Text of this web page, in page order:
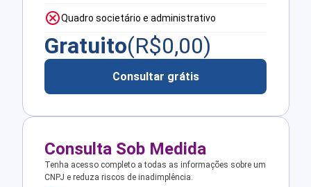
Quadro societário e administrativo
Gratuito(R$0,00)
Consultar grátis
Consulta Sob Medida
Tenha acesso completo a todas as informações sobre um
CNPJ e reduza riscos de inadimplência.